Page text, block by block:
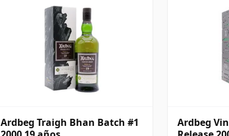
Ardbeg Traigh Bhan Batch #1
Ardbeg